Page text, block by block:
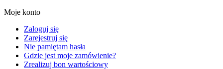
Moje konto
Zaloguj się
Zarejestruj się
Nie pamiętam hasła
Gdzie jest moje zamówienie?
Zrealizuj bon wartościowy